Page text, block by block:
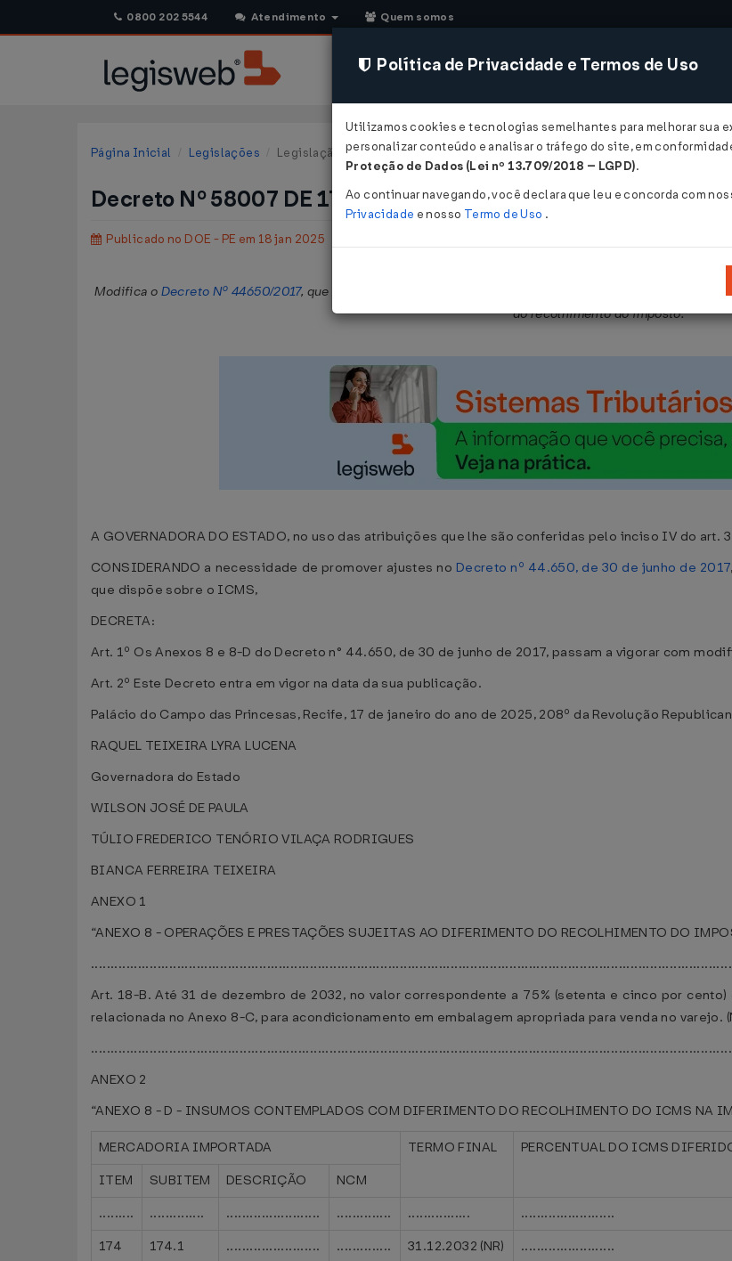
0800 202 5544 Atendimento Quem somos
CONSULTORIA SISTEMAS
Página Inicial Legislações Legislação Estadual - Pernambuco
Decreto Nº 58007 DE 17/01/2025
Publicado no DOE - PE em 18 jan 2025
Modifica o Decreto Nº 44650/2017, que regulamenta a
, que dispõe sobre o RICMS/
do recolhimento do imposto.
A GOVERNADORA DO ESTADO, no uso das atribuições que lhe são conferidas pelo inciso IV do art.
CONSIDERANDO a necessidade de promover ajustes no Decreto nº 44.650, de 30 de junho de 2017
que dispõe sobre o ICMS,
DECRETA:
Art. 1º Os Anexos 8 e 8-D do Decreto n° 44.650, de 30 de junho de 2017, passam a vigorar com
Art. 2º Este Decreto entra em vigor na data da sua publicação.
Palácio do Campo das Princesas, Recife, 17 de janeiro do ano de 2025, 208º da Revolução
RAQUEL TEIXEIRA LYRA LUCENA
Governadora do Estado
WILSON JOSÉ DE PAULA
TÚLIO FREDERICO TENÓRIO VILAÇA RODRIGUES
BIANCA FERREIRA TEIXEIRA
ANEXO 1
“ANEXO 8 - OPERAÇÕES E PRESTAÇÕES SUJEITAS AO DIFERIMENTO DO RECOLHIMENTO DO
Art. 18-B. Até 31 de dezembro de 2032, no valor correspondente a 75% (setenta e cinco por
relacionada no Anexo 8-C, para acondicionamento em embalagem apropriada para venda no varejo.
ANEXO 2
“ANEXO 8 - D - INSUMOS CONTEMPLADOS COM DIFERIMENTO DO RECOLHIMENTO DO ICMS NA
MERCADORIA IMPORTADA TERMO FINAL PERCENTUAL DO ICMS
ITEM
SUBITEM DESCRIÇÃO NCM
.........
.............. ........................ .............. ................ ........................
174
174.1 ........................ .............. 31.12.2032 (NR) ........................
Política de Privacidade e Termos de Uso
Utilizamos cookies e tecnologias semelhantes para melhorar sua
personalizar conteúdo e analisar o tráfego do site, em
Proteção de Dados (Lei nº 13.709/2018 – LGPD).
Ao continuar navegando, você declara que leu e concorda com
Privacidade e nosso Termo de Uso .